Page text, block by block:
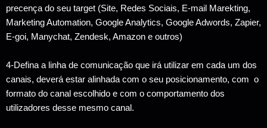
precença do seu target (Site, Redes Sociais, E-mail Marekting,
Marketing Automation, Google Analytics, Google Adwords, Zapier,
E-goi, Manychat, Zendesk, Amazon e outros)
4-Defina a linha de comunicação que irá utilizar em cada um dos
canais, deverá estar alinhada com o seu posicionamento, com o
formato do canal escolhido e com o comportamento dos
utilizadores desse mesmo canal.